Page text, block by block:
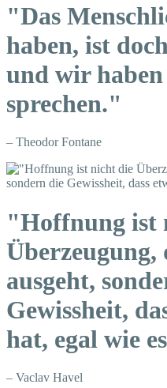
"Das
haben, ist
und wir haben
sprechen."
– Theodor Fontane
"Hoffnung ist
Überzeugung,
ausgeht,
Gewissheit,
hat, egal wie
– Vaclav Havel